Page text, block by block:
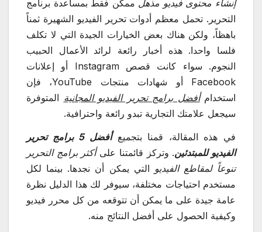
إنشاء محتوى فيديو مذهل ممكن فقط بمساعدة برنامج
التحرير. تحمل معظم أدوات تحرير الفيديو الشهيرة ثمناً
باهظاً، ولكن هناك بعض الخيارات الجيدة التي لا تكلف
فلسا واحدا. هذه أخبار رائعة لرائد الأعمال الحبيب
النجوم. سواء كانت قصص Instagram أو إعلانات
Facebook أو شهادات منتجات YouTube، فإن
استخدامأفضل برامج تحرير الفيديو المجانية المتوفرة
سيجعل علامتك التجارية تبدو رائعة واحترافية.
في هذه المقالة، قمنا بتجميع
أفضل 5 برامج تحرير
الفيديو للمبتدئين. وتركز قائمتنا علىأكثر برامج التحرير
تنوعاً لمقاطع الفيديو التي يمكن أن نجدها. بينما لكل
مستخدم احتياجات مختلفة، سيوفر لك هذا الدليل نظرة
عامة جيدة على ما يمكن أن تتوقعه من كل محرر فيديو
وكيفية الحصول على أفضل النتائج منه.